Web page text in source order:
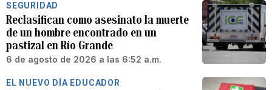
SEGURIDAD
Reclasifican como asesinato la muerte
de un hombre encontrado en un
pastizal en Río Grande
6 de agosto de 2026 a las 6:52 a.m.
EL NUEVO DÍA EDUCADOR